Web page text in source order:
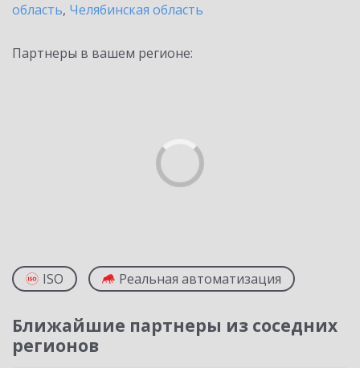
область, Челябинская область
Партнеры в вашем регионе:
ISO Реальная автоматизация
Ближайшие партнеры из соседних
регионов